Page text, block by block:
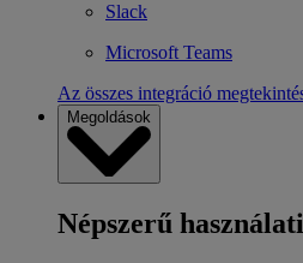
Slack
Microsoft Teams
Az összes integráció
Megoldások
Népszerű